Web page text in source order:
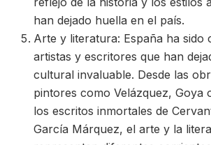
han dejado huella en el país.
Arte y literatura: España ha sido
artistas y escritores que han
cultural invaluable. Desde las
pintores como Velázquez, Goya
los escritos inmortales de
García Márquez, el arte y la